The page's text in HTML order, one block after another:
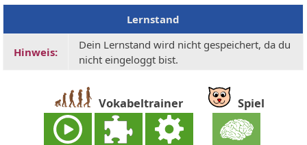
Lernstand
Hinweis:
Dein Lernstand wird nicht gespeichert, da du
nicht eingeloggt bist.
Vokabeltrainer Spiel